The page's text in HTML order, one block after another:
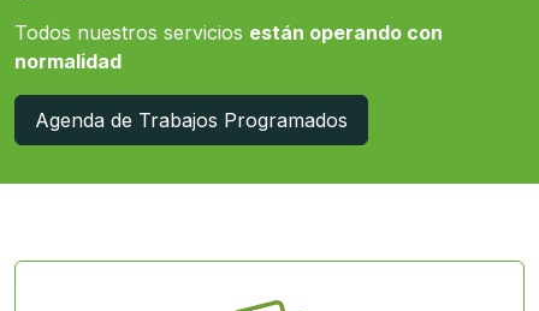
Todos nuestros servicios están operando con
normalidad
Agenda de Trabajos Programados